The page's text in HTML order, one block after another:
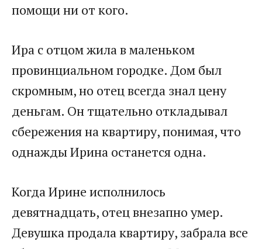
помощи ни от кого.​
​Ира с отцом жила в маленьком
провинциальном городке. Дом был
скромным, но отец всегда знал цену
деньгам. Он тщательно откладывал
сбережения на квартиру, понимая, что
однажды Ирина останется одна.​
​Когда Ирине исполнилось
девятнадцать, отец внезапно умер.
Девушка продала квартиру, забрала все